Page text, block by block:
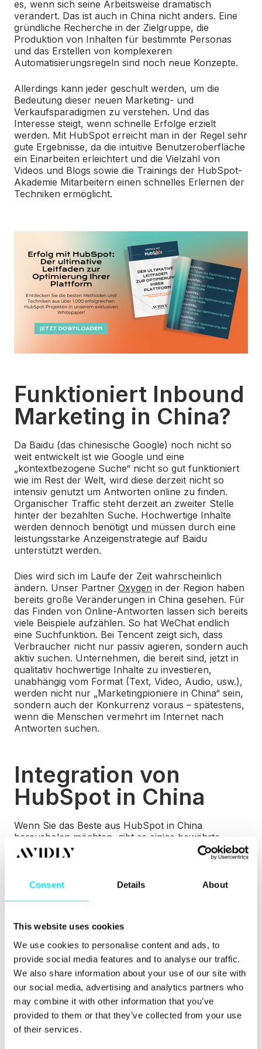
Consent Details About
This website uses cookies
We use cookies to personalise content and ads, to
provide social media features and to analyse our traffic.
We also share information about your use of our site with
our social media, advertising and analytics partners who
may combine it with other information that you’ve
provided to them or that they’ve collected from your use
of their services.
es, wenn sich seine Arbeitsweise dramatisch
verändert. Das ist auch in China nicht anders. Eine
gründliche Recherche in der Zielgruppe, die
Produktion von Inhalten für bestimmte Personas
und das Erstellen von komplexeren
Automatisierungsregeln sind noch neue Konzepte.
Allerdings kann jeder geschult werden, um die
Bedeutung dieser neuen Marketing- und
Verkaufsparadigmen zu verstehen. Und das
Interesse steigt, wenn schnelle Erfolge erzielt
werden. Mit HubSpot erreicht man in der Regel sehr
gute Ergebnisse, da die intuitive Benutzeroberfläche
ein Einarbeiten erleichtert und die Vielzahl von
Videos und Blogs sowie die Trainings der HubSpot-
Akademie Mitarbeitern einen schnelles Erlernen der
Techniken ermöglicht.
Funktioniert Inbound
Marketing in China?
Da Baidu (das chinesische Google) noch nicht so
weit entwickelt ist wie Google und eine
„kontextbezogene Suche“ nicht so gut funktioniert
wie im Rest der Welt, wird diese derzeit nicht so
intensiv genutzt um Antworten online zu finden.
Organischer Traffic steht derzeit an zweiter Stelle
hinter der bezahlten Suche. Hochwertige Inhalte
werden dennoch benötigt und müssen durch eine
leistungsstarke Anzeigenstrategie auf Baidu
unterstützt werden.
Dies wird sich im Laufe der Zeit wahrscheinlich
ändern. Unser Partner Oxygen in der Region haben
bereits große Veränderungen in China gesehen. Für
das Finden von Online-Antworten lassen sich bereits
viele Beispiele aufzählen. So hat WeChat endlich
eine Suchfunktion. Bei Tencent zeigt sich, dass
Verbraucher nicht nur passiv agieren, sondern auch
aktiv suchen. Unternehmen, die bereit sind, jetzt in
qualitativ hochwertige Inhalte zu investieren,
unabhängig vom Format (Text, Video, Audio, usw.),
werden nicht nur „Marketingpioniere in China“ sein,
sondern auch der Konkurrenz voraus – spätestens,
wenn die Menschen vermehrt im Internet nach
Antworten suchen.
Integration von
HubSpot in China
Wenn Sie das Beste aus HubSpot in China
herausholen möchten, gibt es einige bewährte
Verfahren, um sicherzustellen, dass Ihre Website
schnell geladen wird, Ihre Formulare korrekt mit
Konvertierungspfade funktionieren.
Wordpress +
HubSpot
Die beliebteste Methode ist die Einrichtung einer
Wordpress-Website, die auf einem chinesischen
Server gehostet wird, der wiederum über
programmgesteuerte Formulare mit Ihrem HubSpot
CRM verbunden ist. Sie können tatsächlich jedes